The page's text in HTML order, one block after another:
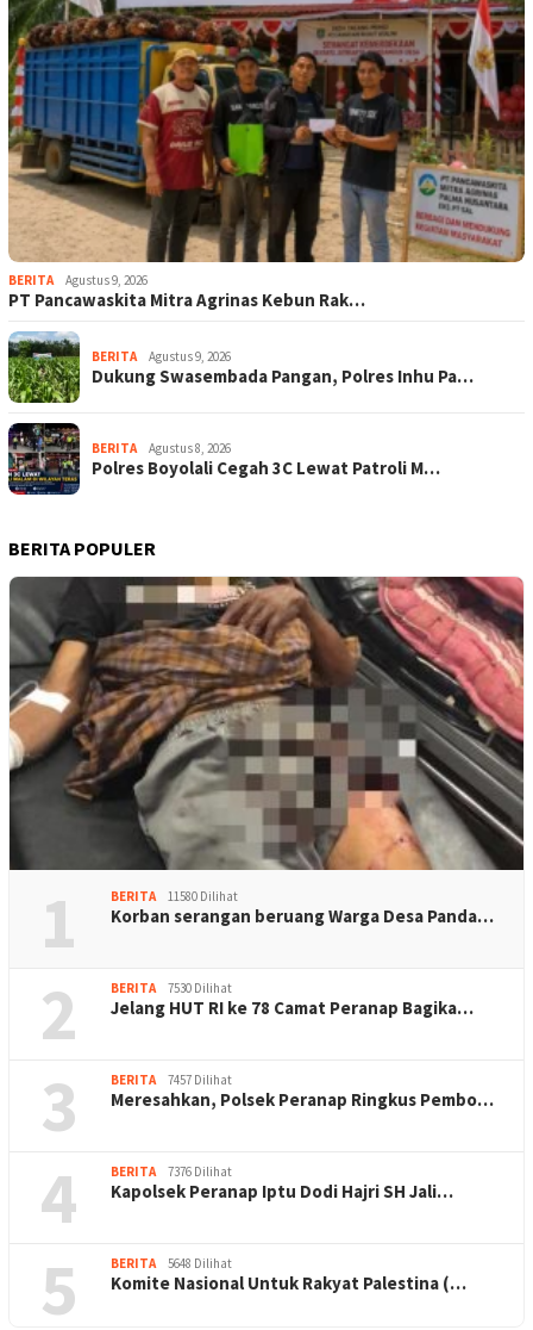
BERITA Agustus 9, 2026
‎PT Pancawaskita Mitra Agrinas Kebun Rak…
BERITA Agustus 9, 2026
Dukung Swasembada Pangan, Polres Inhu Pa…
BERITA Agustus 8, 2026
Polres Boyolali Cegah 3C Lewat Patroli M…
BERITA POPULER
1 BERITA 11580 Dilihat
Korban serangan beruang Warga Desa Panda…
2 BERITA 7530 Dilihat
Jelang HUT RI ke 78 Camat Peranap Bagika…
3 BERITA 7457 Dilihat
Meresahkan, Polsek Peranap Ringkus Pembo…
4 BERITA 7376 Dilihat
Kapolsek Peranap Iptu Dodi Hajri SH Jali…
5 BERITA 5648 Dilihat
Komite Nasional Untuk Rakyat Palestina (…